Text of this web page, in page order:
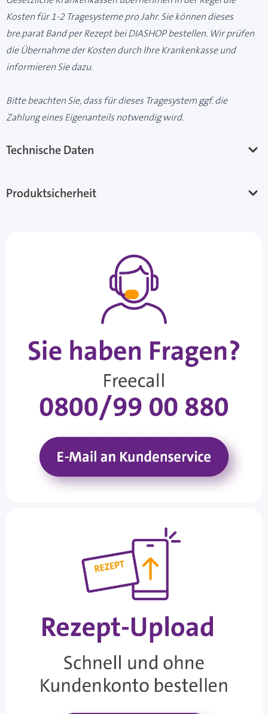
Kosten für 1-2 Tragesysteme pro Jahr. Sie können dieses
bre.parat Band per Rezept bei DIASHOP bestellen. Wir prüfen
die Übernahme der Kosten durch Ihre Krankenkasse und
informieren Sie dazu.
Bitte beachten Sie, dass für dieses Tragesystem ggf. die
Zahlung eines Eigenanteils notwendig wird.
Technische Daten
Produktsicherheit